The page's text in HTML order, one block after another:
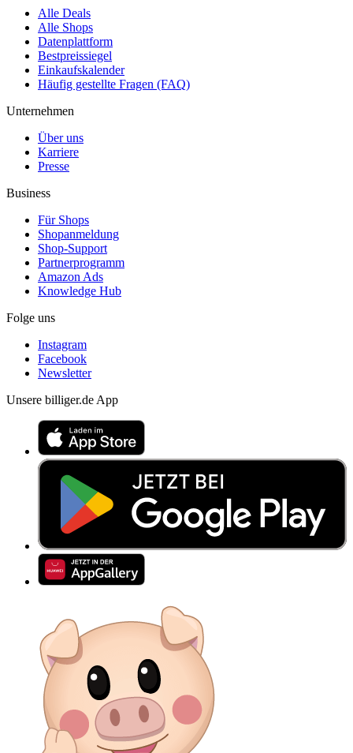
Alle Deals
Alle Shops
Datenplattform
Bestpreissiegel
Einkaufskalender
Häufig gestellte Fragen (FAQ)
Unternehmen
Über uns
Karriere
Presse
Business
Für Shops
Shopanmeldung
Shop-Support
Partnerprogramm
Amazon Ads
Knowledge Hub
Folge uns
Instagram
Facebook
Newsletter
Unsere billiger.de App